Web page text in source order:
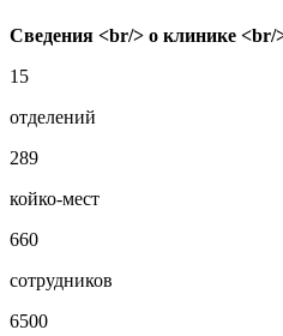
Сведения <br/> о клинике <br/
15
отделений
289
койко-мест
660
сотрудников
6500